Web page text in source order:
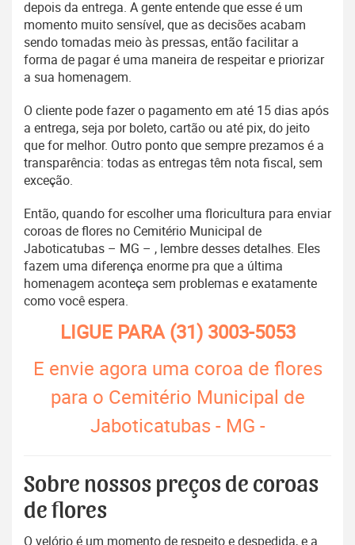
depois da entrega. A gente entende que esse é um
momento muito sensível, que as decisões acabam
sendo tomadas meio às pressas, então facilitar a
forma de pagar é uma maneira de respeitar e priorizar
a sua homenagem.
O cliente pode fazer o pagamento em até 15 dias após
a entrega, seja por boleto, cartão ou até pix, do jeito
que for melhor. Outro ponto que sempre prezamos é a
transparência: todas as entregas têm nota fiscal, sem
exceção.
Então, quando for escolher uma floricultura para enviar
coroas de flores no Cemitério Municipal de
Jaboticatubas – MG – , lembre desses detalhes. Eles
fazem uma diferença enorme pra que a última
homenagem aconteça sem problemas e exatamente
como você espera.
LIGUE PARA(31) 3003-5053
E envie agora uma coroa de flores
para o Cemitério Municipal de
Jaboticatubas - MG -
Sobre nossos preços de coroas
de flores
O velório é um momento de respeito e despedida, e a